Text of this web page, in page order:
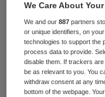
In een
gewoed. In een
We Care About
We and our887 partners
or unique identifiers, on
technologies to support the
process data to provide.
disable them. If trackers
be as relevant to you. You
withdraw consent at any
bottom of the webpage.